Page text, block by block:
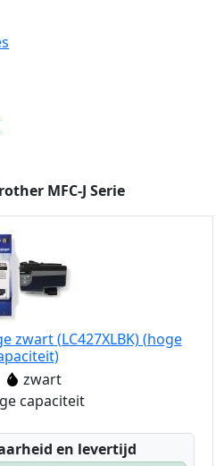
MFC-J Serie
zwart (LC427XLBK) (hoge
zwart
capaciteit
en levertijd